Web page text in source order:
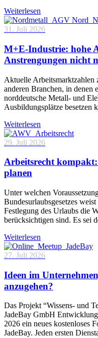
Weiterlesen
31. Juli 2026
M+E-Industrie: hohe
Anstrengungen nicht
Aktuelle Arbeitsmarktzahlen
anderen Branchen, in denen
norddeutsche Metall- und
Ausbildungsplätze besetzen
Weiterlesen
29. Juli 2026
Arbeitsrecht kompakt:
planen
Unter welchen
Bundesurlaubsgesetzes
Festlegung des Urlaubs die
berücksichtigen sind. Es sei
Weiterlesen
27. Juli 2026
Ideen im
anzugehen?
Das Projekt “Wissens- und
JadeBay GmbH
2026 ein neues kostenloses
JadeBay. Jeden ersten